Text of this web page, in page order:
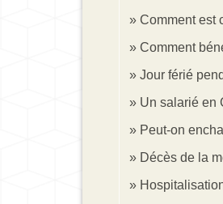
Comment est
Comment
Jour férié
Un salarié en
Peut-on
Décès de la